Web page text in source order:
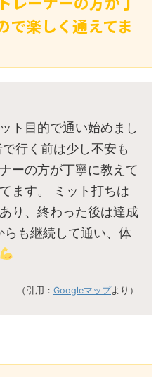
で楽しく通えてま
ト目的で通い始めまし
行く前は少し不安も
ーの方が丁寧に教えて
ます。 ミット打ちは
り、終わった後は達成
らも継続して通い、体
（引用： Googleマップより）